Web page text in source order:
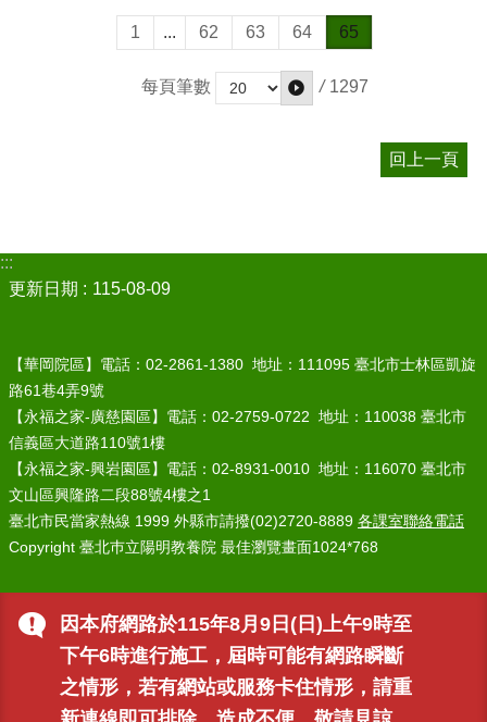
因本府網路於115年8月9日(日)上午9時至
下午6時進行施工，屆時可能有網路瞬斷
之情形，若有網站或服務卡住情形，請重
1 ... 62 63 64 65
每頁筆數 / 1297
回上一頁
:::
更新日期
115-08-09
【華岡院區】電話：02-2861-1380 地址：111095 臺北市士林區凱旋
路61巷4弄9號
【永福之家-廣慈園區】電話：02-2759-0722 地址：110038 臺北市
信義區大道路110號1樓
【永福之家-興岩園區】電話：02-8931-0010 地址：116070 臺北市
文山區興隆路二段88號4樓之1
臺北市民當家熱線 1999 外縣市請撥(02)2720-8889 各課室聯絡電話
Copyright 臺北巿立陽明教養院 最佳瀏覽畫面1024*768